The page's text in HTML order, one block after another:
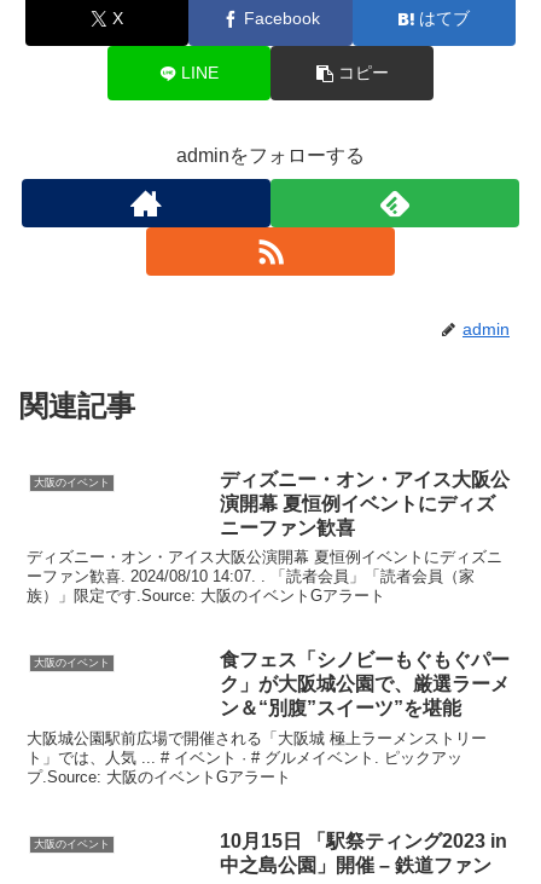
X Facebook はてブ
LINE コピー
adminをフォローする
admin
関連記事
大阪のイベント ディズニー・オン・アイス大阪公
演開幕 夏恒例 イベント にディズ
ニーファン歓喜
ディズニー・オン・アイス大阪公演開幕 夏恒例イベントにディズニ
ーファン歓喜. 2024/08/10 14:07. . 「読者会員」「読者会員（家
族）」限定です.Source: 大阪のイベントGアラート
大阪のイベント
食フェス「シノビーもぐもぐパー
ク」が大阪城公園で、厳選ラーメ
ン＆“別腹”スイーツ”を堪能
大阪城公園駅前広場で開催される「大阪城 極上ラーメンストリー
ト」では、人気 ... # イベント · # グルメイベント. ピックアッ
プ.Source: 大阪のイベントGアラート
大阪のイベント
10月15日 「駅祭ティング2023 in
中之島公園」開催 – 鉄道ファン